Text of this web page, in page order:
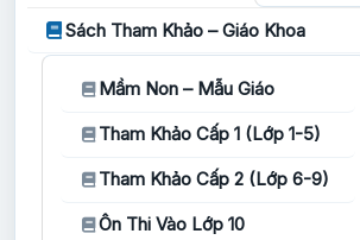
Sách Tham Khảo – Giáo Khoa
Mầm Non – Mẫu Giáo
Tham Khảo Cấp 1 (Lớp 1-5)
Tham Khảo Cấp 2 (Lớp 6-9)
Ôn Thi Vào Lớp 10